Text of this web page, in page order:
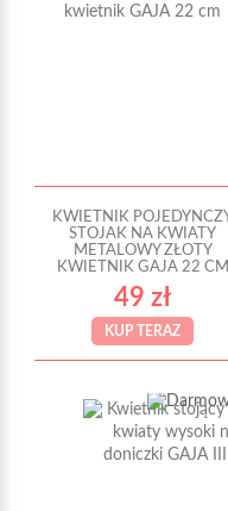
KWIETNIK
STOJAK NA KWIATY
METALOWY ZŁOTY
KWIETNIK GAJA 22 CM
49 zł
KUP TERAZ